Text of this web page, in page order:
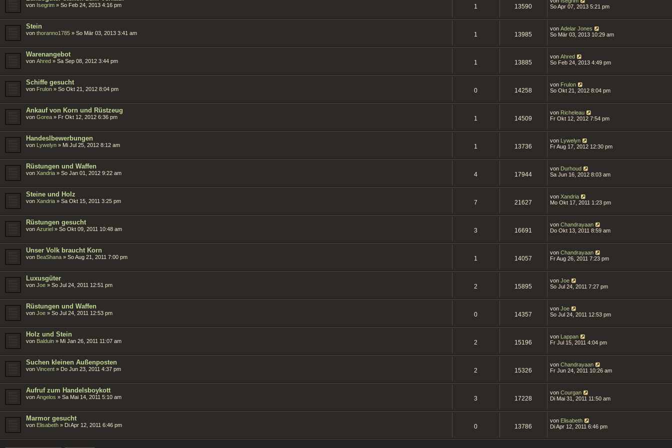
von Isegrim » So Feb 24, 2013 4:16 pm 1 13590
So Apr 07, 2013 5:21 pm
Stein
von thoranno1785 » So Mär 03, 2013 3:41 am 1 13985
von Adelar Jones
So Mär 03, 2013 10:29 am
Warenangebot
von Ahred » Sa Sep 08, 2012 3:44 pm 1 13885
von Ahred
So Feb 24, 2013 4:49 pm
Schiffe gesucht
von Frulon » So Okt 21, 2012 8:04 pm 0 14258
von Frulon
So Okt 21, 2012 8:04 pm
Ankauf von Korn und Rüstzeug
von Gorea » Fr Okt 12, 2012 6:36 pm 1 14509
von Richeleau
Fr Okt 12, 2012 7:54 pm
Handeslbewerbungen
von Lywelyn » Mi Jul 25, 2012 8:12 am 1 13736
von Lywelyn
Fr Aug 17, 2012 12:30 pm
Rüstungen und Waffen
von Xandria » So Jan 01, 2012 9:22 am 4 17944
von Durhoud
Sa Jun 16, 2012 8:03 am
Steine und Holz
von Xandria » Sa Okt 15, 2011 3:25 pm 7 21627
von Xandria
Mo Okt 17, 2011 1:23 pm
Rüstungen gesucht
von Azuriel » So Okt 09, 2011 10:48 am 3 16691
von Chandrayaan
Do Okt 13, 2011 8:59 am
Unser Volk braucht Korn
von BeaShana » So Aug 21, 2011 7:00 pm 1 14057
von Chandrayaan
Fr Aug 26, 2011 7:23 pm
Luxusgüter
von Joe » So Jul 24, 2011 12:51 pm 2 15895
von Joe
So Jul 24, 2011 7:27 pm
Rüstungen und Waffen
von Joe » So Jul 24, 2011 12:53 pm 0 14357
von Joe
So Jul 24, 2011 12:53 pm
Holz und Stein
von Balduin » Mi Jan 26, 2011 11:07 am 2 15196
von Lappan
Fr Jul 15, 2011 4:04 pm
Suchen kleinen Außenposten
von Vincent » Do Jun 23, 2011 4:37 pm 2 15326
von Chandrayaan
Fr Jun 24, 2011 10:26 am
Aufruf zum Handelsboykott
von Angelos » Sa Mai 14, 2011 5:10 am 3 17228
von Courgan
Di Mai 31, 2011 11:50 am
Marmor gesucht
von Elisabeth » Di Apr 12, 2011 6:46 pm 0 13786
von Elisabeth
Di Apr 12, 2011 6:46 pm